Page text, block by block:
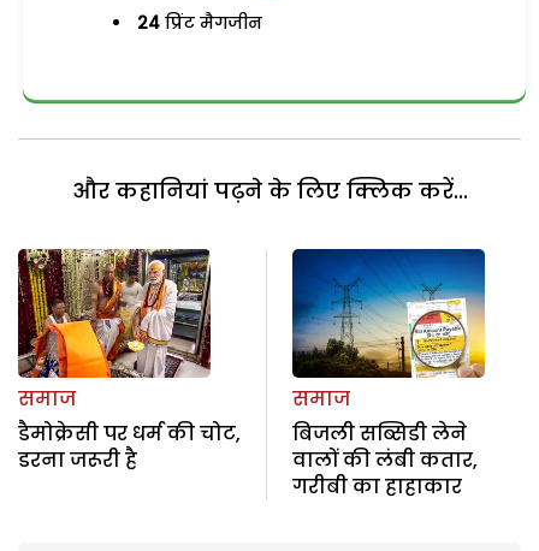
24 प्रिंट मैगजीन
और कहानियां पढ़ने के लिए क्लिक करें...
समाज
डैमोक्रेसी पर धर्म की चोट,
डरना जरूरी है
समाज
बिजली सब्सिडी लेने
वालों की लंबी कतार,
गरीबी का हाहाकार